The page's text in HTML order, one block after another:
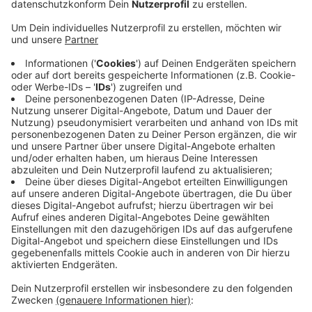
erneuert; am Essener Hauptbahnhof 33- Zudem
werden am Essener HbF zwei Rolltreppen getauscht.
In Düsseldorf und Essen haben die Arbeiten schon
begonnen.
Im Kreis Mettmann gehören die Bahnhöfe Velbert-
Langenberg und Wülfrath-Aprath zu den Bahnhöfen im
Land, die aufgehübscht werden. Langenberg und
Aprath bekommen jeweils einen neuen Aufzug, heißt
es von der Deutschen Bahn.
Insgesamt investieren die Deutsche Bahn und der
Bund rund 10 Millionen Euro in die 182 Bahnhöfe.
Anzeige